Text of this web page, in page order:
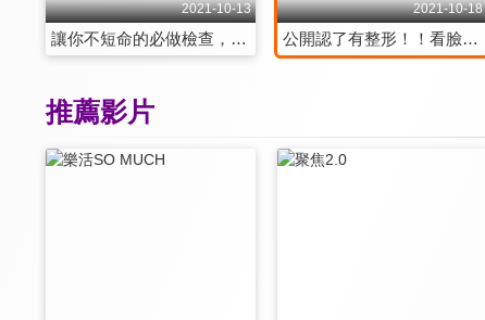
2021-10-13
讓你不短命的必做檢查，「這年紀」女人聊這些！！ 第1217集
2021-10-18
公開認了有整形！！看臉的時代沒你想得容易？！ 第1219集
推薦影片